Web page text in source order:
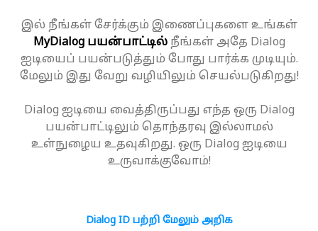
இல் நீங்கள் சேர்க்கும் இணைப்புகளை உங்கள்
MyDialog பயன்பாட்டில்நீங்கள் அதே Dialog
ஐடியைப் பயன்படுத்தும் போது பார்க்க முடியும்.
மேலும் இது வேறு வழியிலும் செயல்படுகிறது!
Dialog ஐடியை வைத்திருப்பது எந்த ஒரு Dialog
பயன்பாட்டிலும் தொந்தரவு இல்லாமல்
உள்நுழைய உதவுகிறது. ஒரு Dialog ஐடியை
உருவாக்குவோம்!
Dialog ID பற்றி மேலும் அறிக